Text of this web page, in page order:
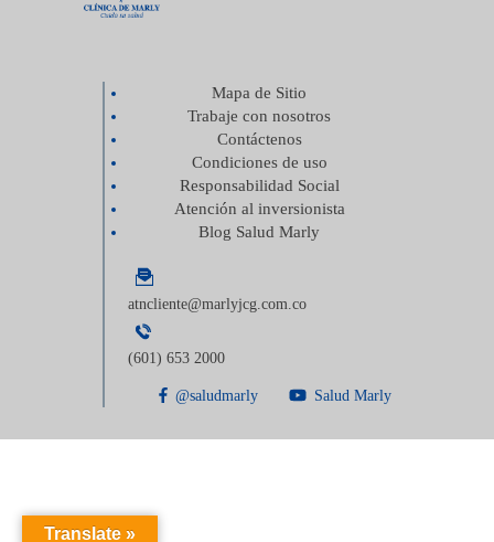
Mapa de Sitio
Trabaje con nosotros
Contáctenos
Condiciones de uso
Responsabilidad Social
Atención al inversionista
Blog Salud Marly
atncliente@marlyjcg.com.co
(601) 653 2000
@saludmarly Salud Marly
Translate »